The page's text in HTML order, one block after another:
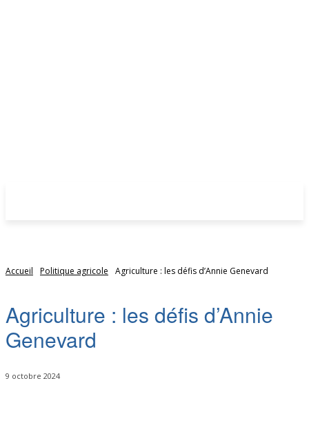
Accueil Politique agricole Agriculture : les défis d’Annie Genevard
Agriculture : les défis d’Annie
Genevard
9 octobre 2024